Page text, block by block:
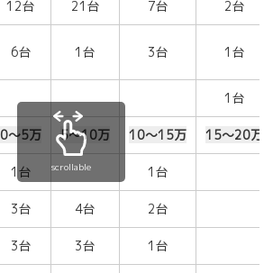
12台 21台 7台 2台
6台 1台 3台 1台
1台
0～5万 5～10万 10～15万 15～20万
1台 1台
3台 4台 2台
3台 3台 1台
scrollable